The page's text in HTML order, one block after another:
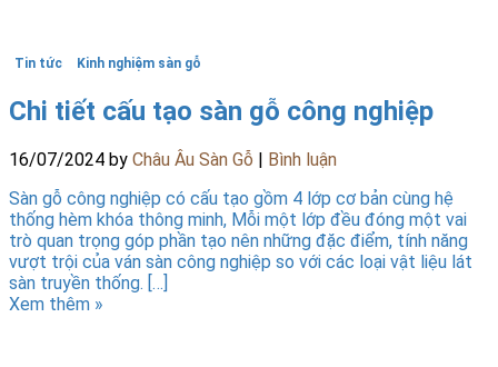
Tin tức Kinh nghiệm sàn gỗ
Chi tiết cấu tạo sàn gỗ công nghiệp
16/07/2024 by Châu Âu Sàn Gỗ | Bình luận
Sàn gỗ công nghiệp có cấu tạo gồm 4 lớp cơ bản cùng hệ
thống hèm khóa thông minh, Mỗi một lớp đều đóng một vai
trò quan trọng góp phần tạo nên những đặc điểm, tính năng
vượt trội của ván sàn công nghiệp so với các loại vật liệu lát
sàn truyền thống. […]
Xem thêm »